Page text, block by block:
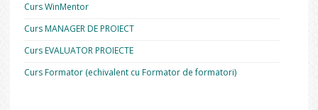
Curs WinMentor
Curs MANAGER DE PROIECT
Curs EVALUATOR PROIECTE
Curs Formator (echivalent cu Formator de formatori)